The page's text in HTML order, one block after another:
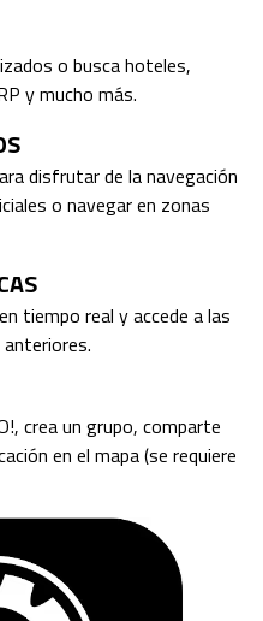
o busca hoteles,
y mucho más.
disfrutar de la navegación
o navegar en zonas
tiempo real y accede a las
crea un grupo, comparte
en el mapa (se requiere